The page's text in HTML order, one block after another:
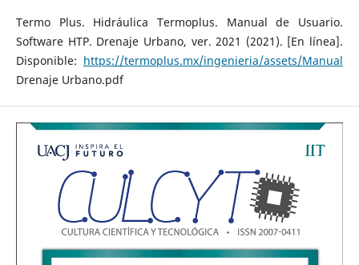
Termo Plus. Hidráulica Termoplus. Manual de Usuario.
Software HTP. Drenaje Urbano, ver. 2021 (2021). [En línea].
Disponible: https://termoplus.mx/ingenieria/assets/Manual
Drenaje Urbano.pdf